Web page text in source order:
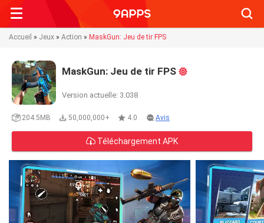
Accueil » Jeux » Action » MaskGun: Jeu de tir FPS
MaskGun: Jeu de tir FPS
Version actuelle: 3.038
204.5MB 50,000,000+ 4.0 Avis
Téléchargement APK